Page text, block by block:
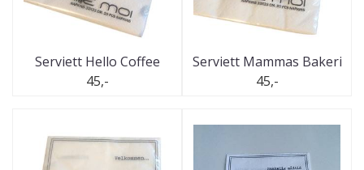
Serviett Hello Coffee
45,-
Serviett Mammas Bakeri
45,-